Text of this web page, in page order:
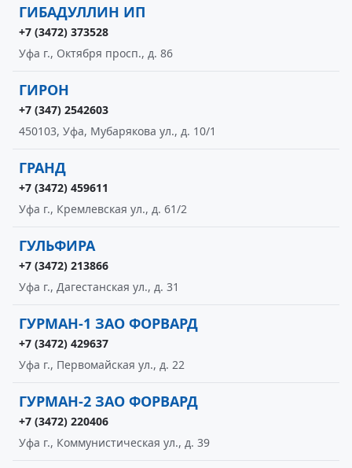
ГИБАДУЛЛИН ИП
+7 (3472) 373528
Уфа г., Октября просп., д. 86
ГИРОН
+7 (347) 2542603
450103, Уфа, Мубарякова ул., д. 10/1
ГРАНД
+7 (3472) 459611
Уфа г., Кремлевская ул., д. 61/2
ГУЛЬФИРА
+7 (3472) 213866
Уфа г., Дагестанская ул., д. 31
ГУРМАН-1 ЗАО ФОРВАРД
+7 (3472) 429637
Уфа г., Первомайская ул., д. 22
ГУРМАН-2 ЗАО ФОРВАРД
+7 (3472) 220406
Уфа г., Коммунистическая ул., д. 39